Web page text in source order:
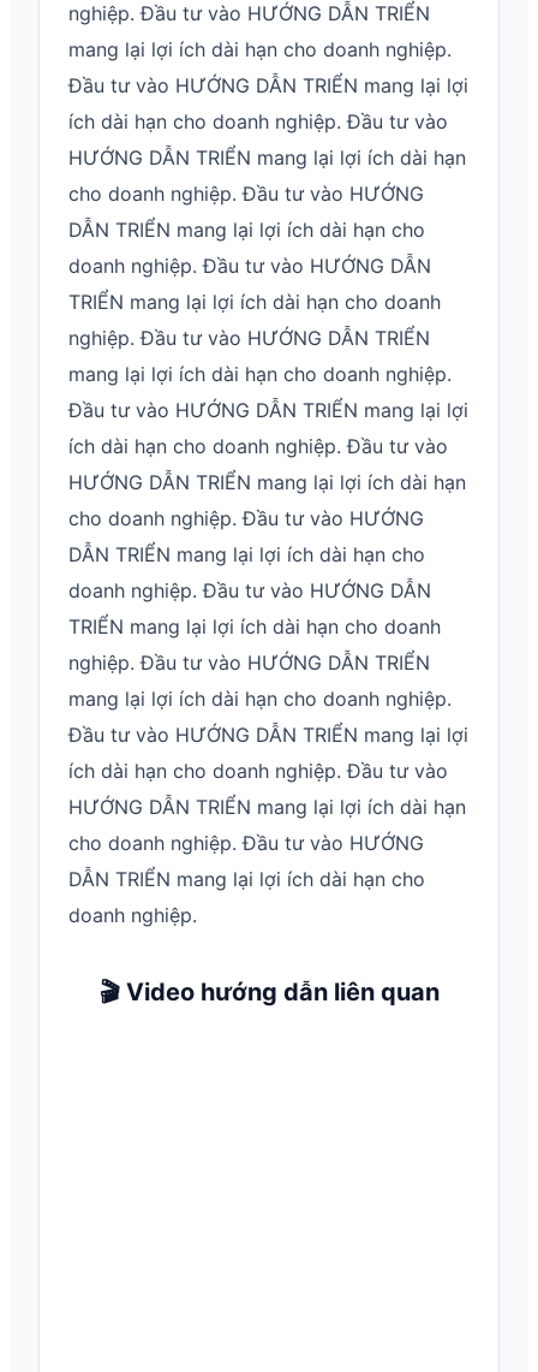
nghiệp. Đầu tư vào HƯỚNG DẪN TRIỂN
mang lại lợi ích dài hạn cho doanh nghiệp.
Đầu tư vào HƯỚNG DẪN TRIỂN mang lại lợi
ích dài hạn cho doanh nghiệp. Đầu tư vào
HƯỚNG DẪN TRIỂN mang lại lợi ích dài hạn
cho doanh nghiệp. Đầu tư vào HƯỚNG
DẪN TRIỂN mang lại lợi ích dài hạn cho
doanh nghiệp. Đầu tư vào HƯỚNG DẪN
TRIỂN mang lại lợi ích dài hạn cho doanh
nghiệp. Đầu tư vào HƯỚNG DẪN TRIỂN
mang lại lợi ích dài hạn cho doanh nghiệp.
Đầu tư vào HƯỚNG DẪN TRIỂN mang lại lợi
ích dài hạn cho doanh nghiệp. Đầu tư vào
HƯỚNG DẪN TRIỂN mang lại lợi ích dài hạn
cho doanh nghiệp. Đầu tư vào HƯỚNG
DẪN TRIỂN mang lại lợi ích dài hạn cho
doanh nghiệp. Đầu tư vào HƯỚNG DẪN
TRIỂN mang lại lợi ích dài hạn cho doanh
nghiệp. Đầu tư vào HƯỚNG DẪN TRIỂN
mang lại lợi ích dài hạn cho doanh nghiệp.
Đầu tư vào HƯỚNG DẪN TRIỂN mang lại lợi
ích dài hạn cho doanh nghiệp. Đầu tư vào
HƯỚNG DẪN TRIỂN mang lại lợi ích dài hạn
cho doanh nghiệp. Đầu tư vào HƯỚNG
DẪN TRIỂN mang lại lợi ích dài hạn cho
doanh nghiệp.
🎬 Video hướng dẫn liên quan